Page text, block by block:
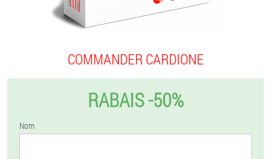
COMMANDER CARDIONE
RABAIS -50%
Nom